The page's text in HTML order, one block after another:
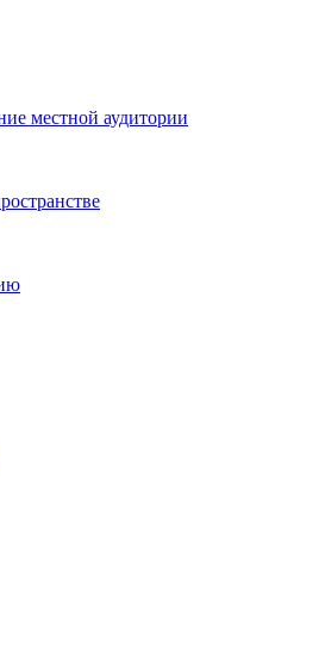
местной аудитории